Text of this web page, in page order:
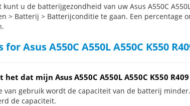
kunt u de batterijgezondheid van uw Asus A550C
> Batterij > Batterijconditie te gaan. Een percentage
for Asus A550C A550L A550C K550
het dat mijn Asus A550C A550L A550C K550
van gebruik wordt de capaciteit van de batterij
de capaciteit.